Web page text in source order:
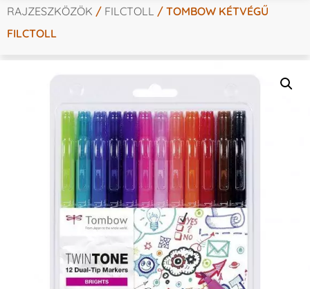
RAJZESZKÖZÖK / FILCTOLL / TOMBOW KÉTVÉGŰ
FILCTOLL